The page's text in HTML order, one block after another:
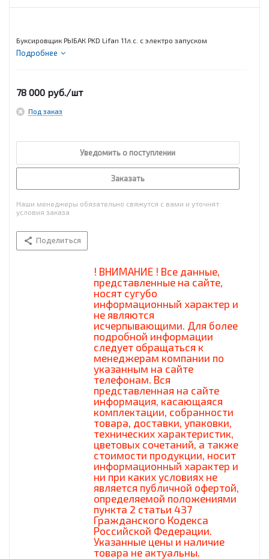
Буксировщик РЫБАК PKD Lifan 11л.с. с электро запуском
Подробнее
78 000 руб./шт
Под заказ
Уведомить о поступлении
Заказать
Наши менеджеры обязательно свяжутся с вами и уточнят
условия заказа
Поделиться
! ВНИМАНИЕ ! Все данные,
представленные на сайте,
носят сугубо
информационный характер и
не являются
исчерпывающими. Для более
подробной информации
следует обращаться к
менеджерам компании по
указанным на сайте
телефонам. Вся
представленная на сайте
информация, касающаяся
комплектации, собранности
товара, доставки, упаковки,
технических характеристик,
цветовых сочетаний, а также
стоимости продукции, носит
информационный характер и
ни при каких условиях не
является публичной офертой,
определяемой положениями
пункта 2 статьи 437
Гражданского Кодекса
Российской Федерации.
Указанные цены и наличие
товара не актуальны.